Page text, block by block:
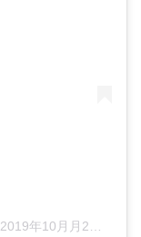
2019年10月月2日午後4時51分PDT